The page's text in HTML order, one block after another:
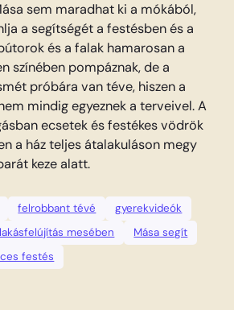
sem maradhat ki a mókából,
a segítségét a festésben és a
és a falak hamarosan a
színében pompáznak, de a
próbára van téve, hiszen a
mindig egyeznek a terveivel. A
ecsetek és festékes vödrök
a ház teljes átalakuláson megy
keze alatt.
felrobbant tévé
gyerekvideók
lakásfelújítás mesében
Mása segít
festés